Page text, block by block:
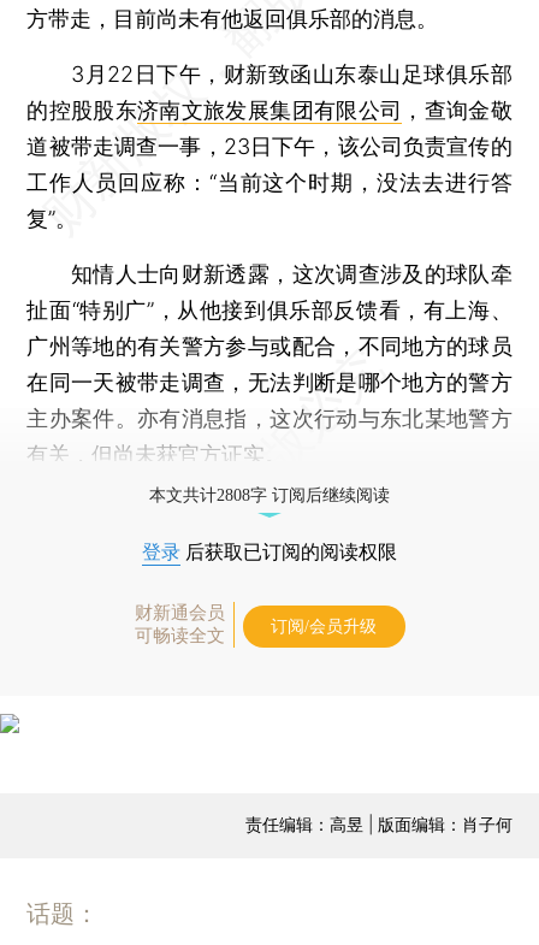
方带走，目前尚未有他返回俱乐部的消息。
3月22日下午，财新致函山东泰山足球俱乐部
的控股股东济南文旅发展集团有限公司 ，查询金敬
道被带走调查一事，23日下午，该公司负责宣传的
工作人员回应称：“当前这个时期，没法去进行答
复”。
知情人士向财新透露，这次调查涉及的球队牵
扯面“特别广”，从他接到俱乐部反馈看，有上海、
广州等地的有关警方参与或配合，不同地方的球员
在同一天被带走调查，无法判断是哪个地方的警方
主办案件。亦有消息指，这次行动与东北某地警方
有关，但尚未获官方证实。
本文共计2808字 订阅后继续阅读
登录 后获取已订阅的阅读权限
财新通会员
可畅读全文
订阅/会员升级
责任编辑：高昱 | 版面编辑：肖子何
话题：